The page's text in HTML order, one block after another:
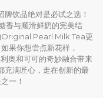
饮品绝对是必试之选！
香与顺滑鲜奶的完美结
Original Pearl Milk Tea更
果你想尝点新花样，
奥和可可的奇妙融合带来
充满匠心，走在创新的最
一！